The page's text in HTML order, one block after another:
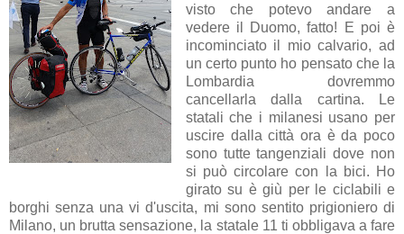
visto che potevo andare a
vedere il Duomo, fatto! E poi è
incominciato il mio calvario, ad
un certo punto ho pensato che la
Lombardia dovremmo
cancellarla dalla cartina. Le
statali che i milanesi usano per
uscire dalla città ora è da poco
sono tutte tangenziali dove non
si può circolare con la bici. Ho
girato su è giù per le ciclabili e
borghi senza una vi d'uscita, mi sono sentito prigioniero di
Milano, un brutta sensazione, la statale 11 ti obbligava a fare